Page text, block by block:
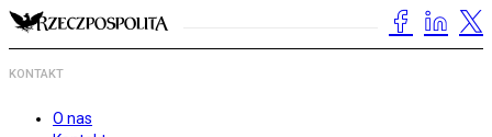
KONTAKT
O nas